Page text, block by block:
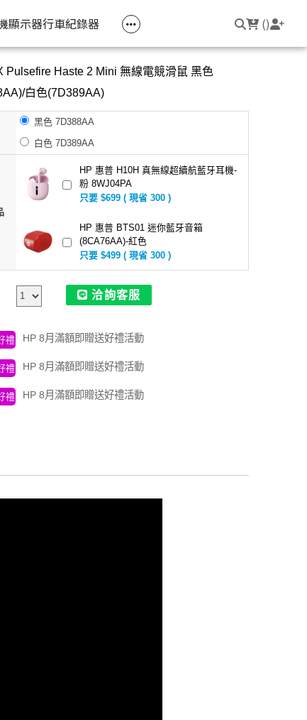
競筆電
光影Victus 系列
OMEN
筆電周邊
防盜鎖
變壓器
影音週邊
HDMI 切換器 / 分配器
簡報周邊
簡報滑鼠
簡報筆
顯示器行車紀錄器 ()
Pulsefire Haste 2 Mini 無線電競滑鼠 黑色
白色(7D389AA)
黑色 7D388AA
白色 7D389AA
HP 惠普 H10H 真無線超續航藍牙耳機-
粉 8WJ04PA
只要 $699 ( 現省 300 )
HP 惠普 BTS01 迷你藍牙音箱
(8CA76AA)-紅色
只要 $499 ( 現省 300 )
洽詢客服
禮 HP 8月滿額即贈送好禮活動
禮 HP 8月滿額即贈送好禮活動
禮 HP 8月滿額即贈送好禮活動